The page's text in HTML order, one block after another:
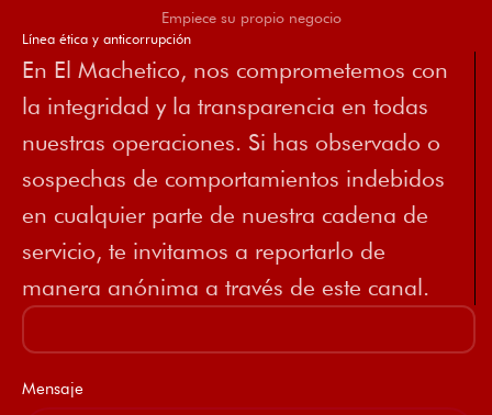
Empiece su propio negocio
Línea ética y anticorrupción
En El Machetico, nos comprometemos con
la integridad y la transparencia en todas
nuestras operaciones. Si has observado o
sospechas de comportamientos indebidos
en cualquier parte de nuestra cadena de
servicio, te invitamos a reportarlo de
manera anónima a través de este canal.
Mensaje